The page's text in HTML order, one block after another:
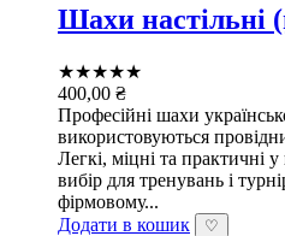
Шахи настільні
★★★★★
400,00 ₴
Професійні шахи
використовуються
Легкі, міцні та практичні
вибір для тренувань і
фірмовому...
Додати в кошик
♡